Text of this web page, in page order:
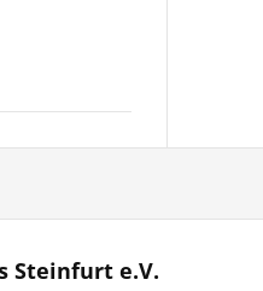
Steinfurt e.V.